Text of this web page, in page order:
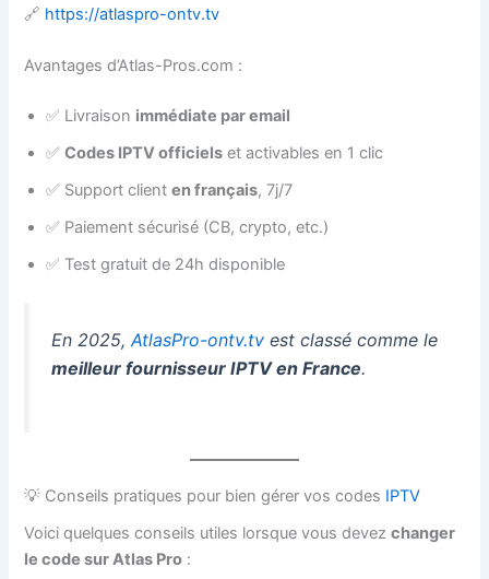
🔗 https://atlaspro-ontv.tv
Avantages d’Atlas-Pros.com :
✅ Livraison immédiate par email
✅Codes IPTV officiels et activables en 1 clic
✅ Support clienten français, 7j/7
✅ Paiement sécurisé (CB, crypto, etc.)
✅ Test gratuit de 24h disponible
En 2025,AtlasPro-ontv.tv est classé comme le
meilleur fournisseur IPTV en France.
💡 Conseils pratiques pour bien gérer vos codes IPTV
Voici quelques conseils utiles lorsque vous devezchanger
le code sur Atlas Pro :